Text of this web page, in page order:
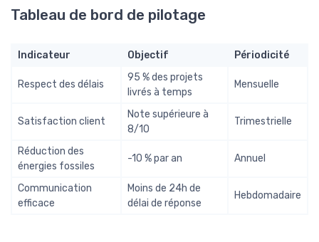
Tableau de bord de pilotage
Indicateur Objectif Périodicité
Respect des délais
95 % des projets
livrés à temps
Mensuelle
Satisfaction client
Note supérieure à
8/10
Trimestrielle
Réduction des
énergies fossiles
-10 % par an Annuel
Communication
efficace
Moins de 24h de
délai de réponse
Hebdomadaire